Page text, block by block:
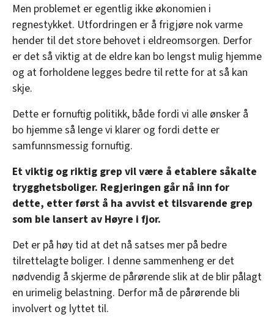
Men problemet er egentlig ikke økonomien i
regnestykket. Utfordringen er å frigjøre nok varme
hender til det store behovet i eldreomsorgen. Derfor
er det så viktig at de eldre kan bo lengst mulig hjemme
og at forholdene legges bedre til rette for at så kan
skje.
Dette er fornuftig politikk, både fordi vi alle ønsker å
bo hjemme så lenge vi klarer og fordi dette er
samfunnsmessig fornuftig.
Et viktig og riktig grep vil være å etablere såkalte
trygghetsboliger. Regjeringen går nå inn for
dette, etter først å ha avvist et tilsvarende grep
som ble lansert av Høyre i fjor.
Det er på høy tid at det nå satses mer på bedre
tilrettelagte boliger. I denne sammenheng er det
nødvendig å skjerme de pårørende slik at de blir pålagt
en urimelig belastning. Derfor må de pårørende bli
involvert og lyttet til.